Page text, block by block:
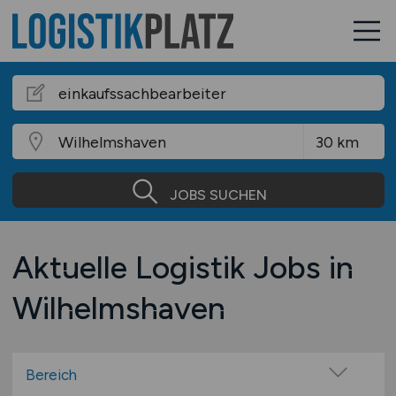
JOBS SUCHEN
Aktuelle Logistik Jobs in
Wilhelmshaven
Bereich